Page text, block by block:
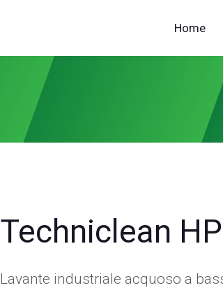
Home
Techniclean HP
Lavante industriale acquoso a